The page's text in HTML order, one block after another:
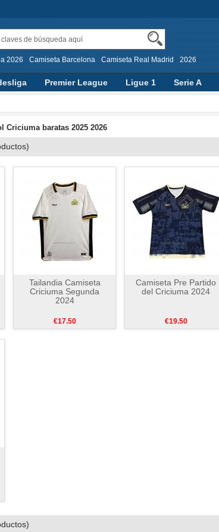
2026 Camiseta Barcelona Camiseta Real Madrid 2026
Premier League Ligue 1 Serie A
Criciuma baratas 2025 2026
Tailandia Camiseta
Criciuma Segunda
2024
€17.50
Camiseta Pre Partido
del Criciuma 2024
€19.50